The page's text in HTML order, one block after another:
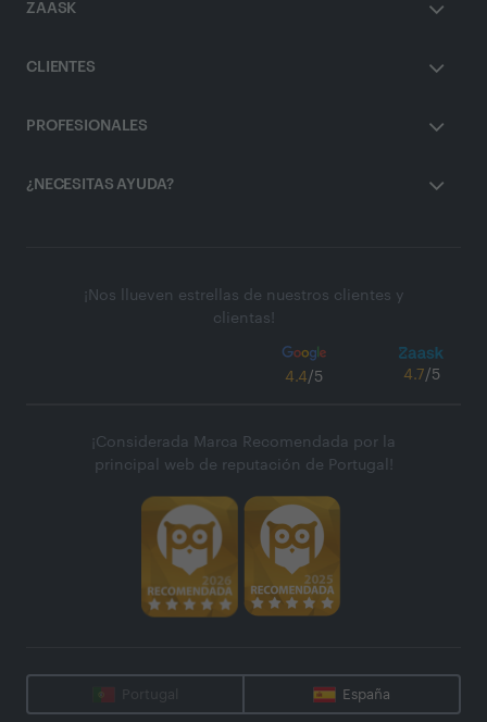
ZAASK
CLIENTES
PROFESIONALES
¿NECESITAS AYUDA?
¡Nos llueven estrellas de nuestros clientes y
clientas!
4.4/5 4.7/5
¡Considerada Marca Recomendada por la
principal web de reputación de Portugal!
Portugal España